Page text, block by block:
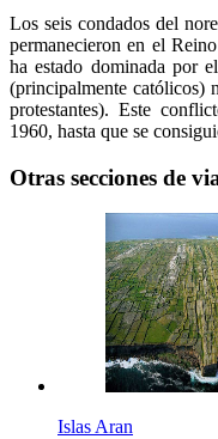
Los seis condados del
permanecieron en el
ha estado dominada por
(principalmente católicos)
protestantes). Este
1960, hasta que se
Otras secciones de
Islas Aran